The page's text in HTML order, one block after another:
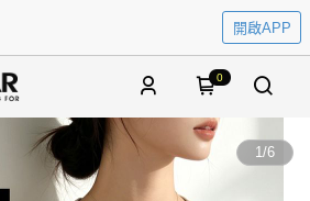
開啟APP
0
1/6